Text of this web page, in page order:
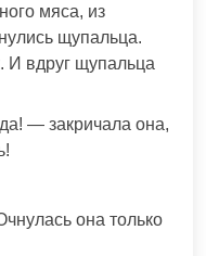
мяса, из
щупальца.
И вдруг щупальца
— закричала она,
она только